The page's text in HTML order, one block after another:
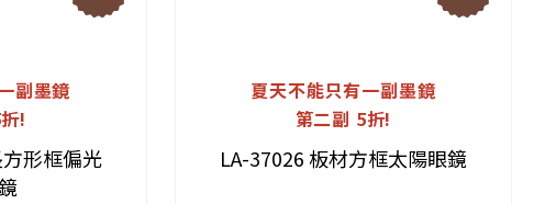
副墨鏡
!
形框偏光
夏天不能只有一副墨鏡
第二副 5折!
LA-37026 板材方框太陽眼鏡